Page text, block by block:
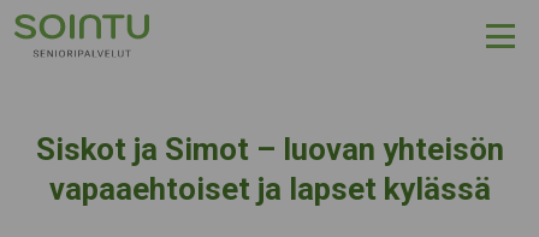
Hyppää sisältöön
Siskot ja Simot – luovan yhteisön
vapaaehtoiset ja lapset kylässä